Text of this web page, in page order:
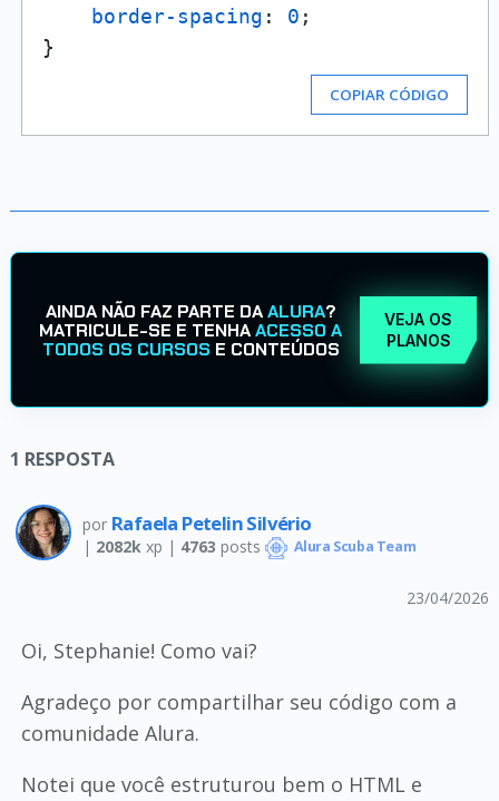
border-spacing : 0 ;
COPIAR CÓDIGO
AINDA NÃO FAZ PARTE DAALURA?
MATRICULE-SE E TENHAACESSO A
TODOS OS CURSOS E CONTEÚDOS
VEJA OS
PLANOS
1 RESPOSTA
por Rafaela Petelin Silvério
| 2082k xp | 4763 posts Alura Scuba Team
23/04/2026
Oi, Stephanie! Como vai?
Agradeço por compartilhar seu código com a
comunidade Alura.
Notei que você estruturou bem o HTML e